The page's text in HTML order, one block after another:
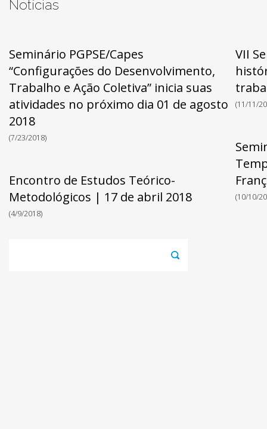
Notícias
Seminário PGPSE/Capes
“Configurações do Desenvolvimento,
Trabalho e Ação Coletiva” inicia suas
atividades no próximo dia 01 de agosto
2018
(7/23/2018)
Encontro de Estudos Teórico-
Metodológicos | 17 de abril 2018
(4/9/2018)
VII
(11/11/
(10/10/